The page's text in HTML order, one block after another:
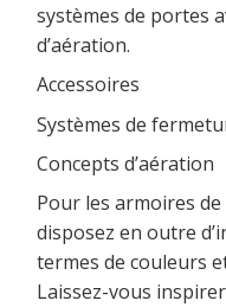
systèmes de portes
d’aération.
Accessoires
Systèmes de
Concepts d’aération
Pour les armoires de
disposez en outre
termes de couleurs
Laissez-vous